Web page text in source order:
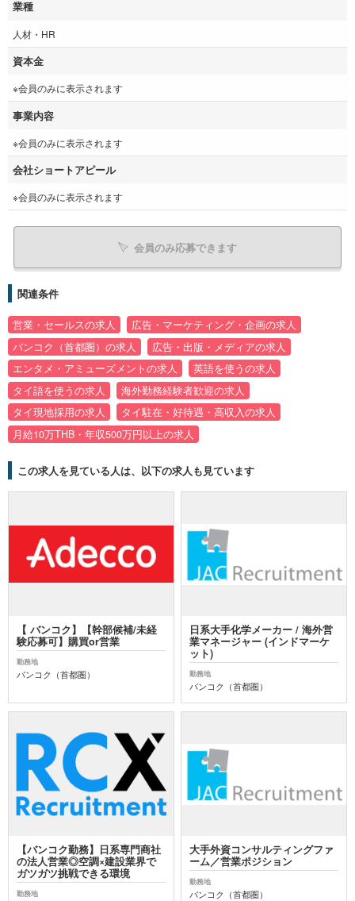
業種
人材・HR
資本金
※会員のみに表示されます
事業内容
※会員のみに表示されます
会社ショートアピール
※会員のみに表示されます
会員のみ応募できます
関連条件
営業・セールスの求人
広告・マーケティング・企画の求人
バンコク（首都圏）の求人
広告・出版・メディアの求人
エンタメ・アミューズメントの求人
英語を使うの求人
タイ語を使うの求人
海外勤務経験者歓迎の求人
タイ現地採用の求人
タイ駐在・好待遇・高収入の求人
月給10万THB・年収500万円以上の求人
この求人を見ている人は、以下の求人も見ています
【 バンコク】【幹部候補/未経
験応募可】購買or営業
勤務地
バンコク（首都圏）
日系大手化学メーカー / 海外営
業マネージャー (インドマーケ
ット)
勤務地
バンコク（首都圏）
【バンコク勤務】日系専門商社
の法人営業◎空調×建設業界で
ガツガツ挑戦できる環境
勤務地
大手外資コンサルティングファ
ーム／営業ポジション
勤務地
バンコク（首都圏）